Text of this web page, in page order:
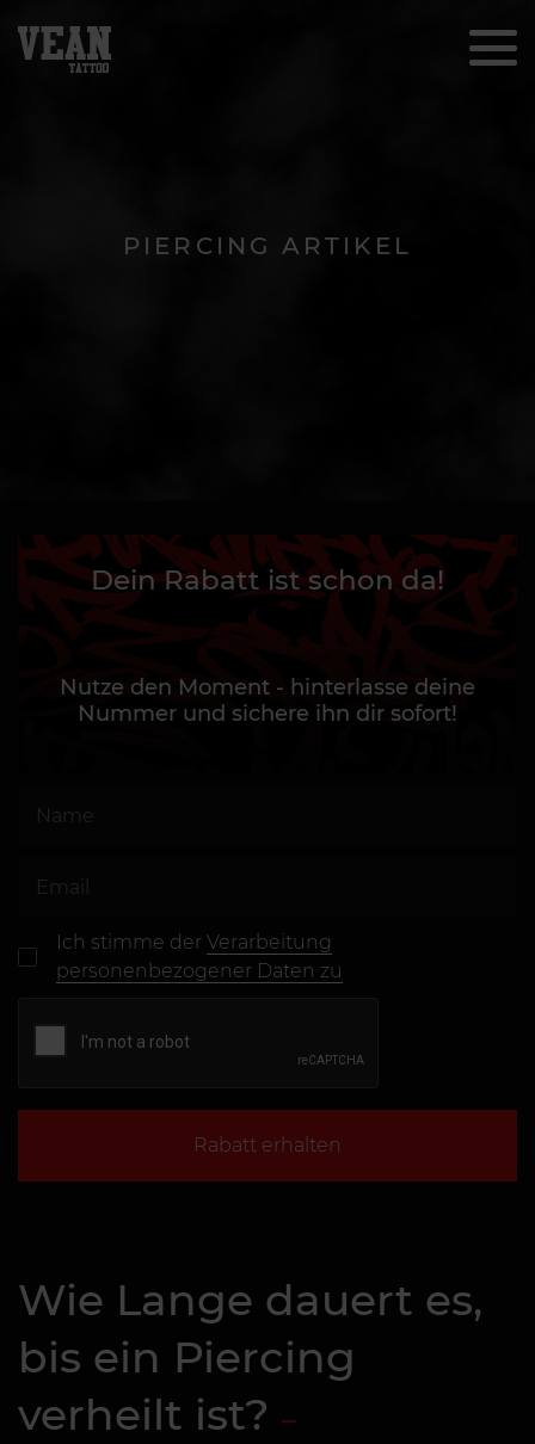
PIERCING ARTIKEL
Dein Rabatt ist schon da!
Nutze den Moment - hinterlasse deine
Nummer und sichere ihn dir sofort!
Ich stimme derVerarbeitung
personenbezogener Daten zu
Rabatt erhalten
Wie Lange dauert es,
bis ein Piercing
verheilt ist?